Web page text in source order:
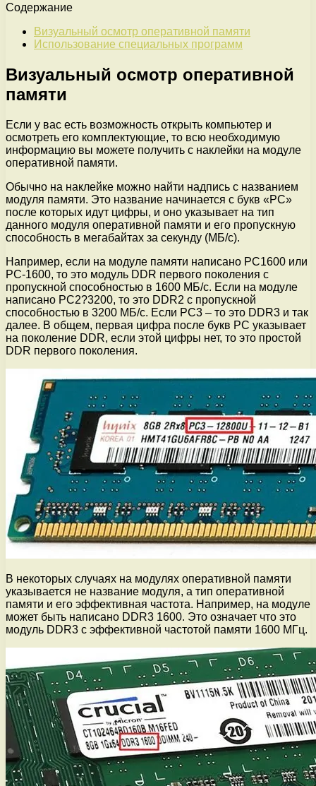
Содержание
Визуальный осмотр оперативной памяти
Использование специальных программ
Визуальный осмотр оперативной
памяти
Если у вас есть возможность открыть компьютер и
осмотреть его комплектующие, то всю необходимую
информацию вы можете получить с наклейки на модуле
оперативной памяти.
Обычно на наклейке можно найти надпись с названием
модуля памяти. Это название начинается с букв «PC»
после которых идут цифры, и оно указывает на тип
данного модуля оперативной памяти и его пропускную
способность в мегабайтах за секунду (МБ/с).
Например, если на модуле памяти написано PC1600 или
PC-1600, то это модуль DDR первого поколения с
пропускной способностью в 1600 МБ/с. Если на модуле
написано PC2?3200, то это DDR2 с пропускной
способностью в 3200 МБ/с. Если PC3 – то это DDR3 и так
далее. В общем, первая цифра после букв PC указывает
на поколение DDR, если этой цифры нет, то это простой
DDR первого поколения.
В некоторых случаях на модулях оперативной памяти
указывается не название модуля, а тип оперативной
памяти и его эффективная частота. Например, на модуле
может быть написано DDR3 1600. Это означает что это
модуль DDR3 c эффективной частотой памяти 1600 МГц.